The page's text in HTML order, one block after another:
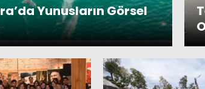
Yunusların Görsel